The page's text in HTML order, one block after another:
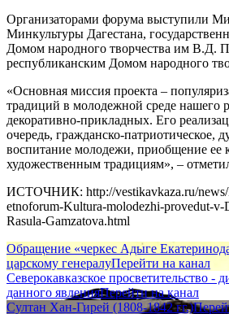
Организаторами форума выступили
Минкультуры Дагестана,
Домом народного творчества им В.Д.
республиканским Домом народного
«Основная миссия проекта –
традиций в молодежной среде нашего
декоративно-прикладных. Его
очередь, гражданско-патриотическое,
воспитание молодежи, приобщение ее
художественным традициям», –
ИСТОЧНИК: http://vestikavkaza.ru/news/
etnoforum-Kultura-molodezhi-provedut-v-
Rasula-Gamzatova.html
Обращение «черкес Адыге
царскому генералуПерейти на канал
Северокавказское просветительство -
данного явленияПерейти на канал
Султан Хан-Гирей (1808-1842 гг.)